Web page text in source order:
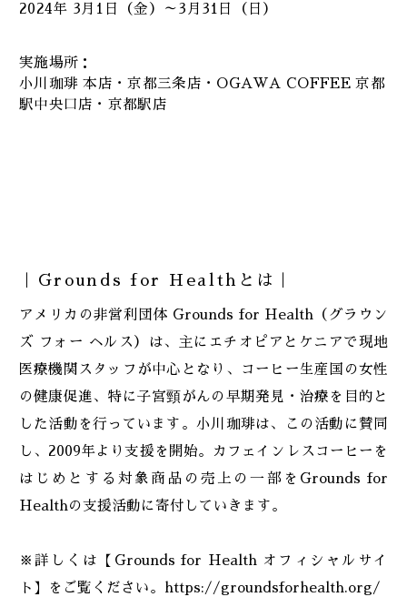
2024年 3月1日（金）～3月31日（日）
実施場所：
小川珈琲 本店・京都三条店・OGAWA COFFEE 京都
駅中央口店・京都駅店
｜Grounds for Healthとは｜
アメリカの非営利団体 Grounds for Health（グラウン
ズ フォー ヘルス）は、主にエチオピアとケニアで現地
医療機関スタッフが中心となり、コーヒー生産国の女性
の健康促進、特に子宮頸がんの早期発見・治療を目的と
した活動を行っています。小川珈琲は、この活動に賛同
し、2009年より支援を開始。カフェインレスコーヒーを
はじめとする対象商品の売上の一部をGrounds for
Healthの支援活動に寄付していきます。
※詳しくは【Grounds for Health オフィシャルサイ
ト】をご覧ください。https://groundsforhealth.org/